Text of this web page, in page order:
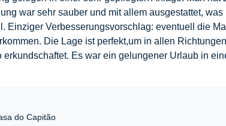
war sehr sauber und mit allem ausgestattet,
Einziger Verbesserungsvorschlag: eventuell die
Die Lage ist perfekt,um in allen
erkundschaftet. Es war ein gelungener Urlaub in
do Capitão